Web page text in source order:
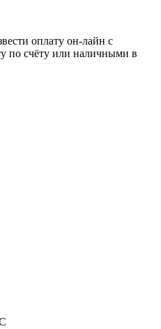
оплату он-лайн с
по счёту или наличными в